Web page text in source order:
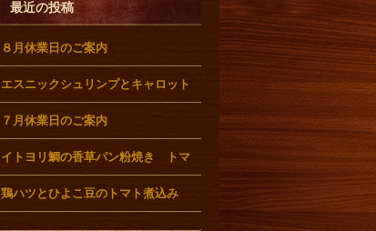
最近の投稿
８月休業日のご案内
エスニックシュリンプとキャロット
ラぺ
７月休業日のご案内
イトヨリ鯛の香草パン粉焼き トマ
トクリームソース
鶏ハツとひよこ豆のトマト煮込み